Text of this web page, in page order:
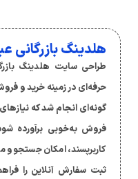
هلدینگ بازرگانی
طراحی سایت هلدینگ
حرفه‌ای در زمینه خرید و
گونه‌ای انجام شد که نیازهای
فروش به‌خوبی برآورده
کاربرپسند، امکان جستجو
ثبت سفارش آنلاین را